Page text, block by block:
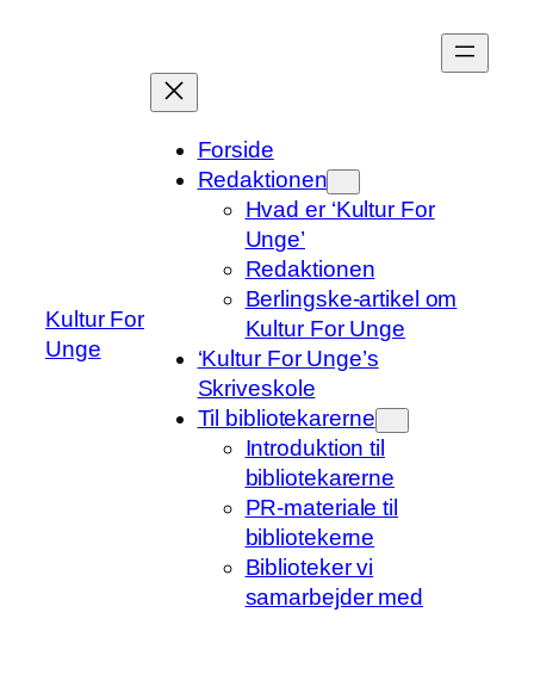
Kultur For
Unge
Forside
Redaktionen
Hvad er ‘Kultur For
Unge’
Redaktionen
Berlingske-artikel om
Kultur For Unge
‘Kultur For Unge’s
Skriveskole
Til bibliotekarerne
Introduktion til
bibliotekarerne
PR-materiale til
bibliotekerne
Biblioteker vi
samarbejder med